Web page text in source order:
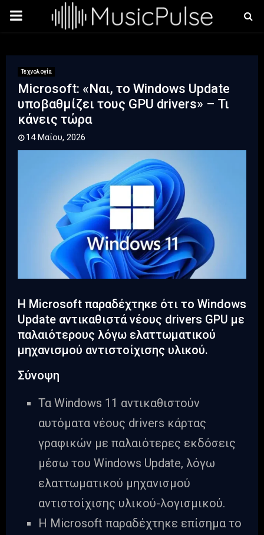
PRIMARY
Τεχνολογία
Microsoft: «Ναι, το Windows Update
υποβαθμίζει τους GPU drivers» – Τι
κάνεις τώρα
14 Μαΐου, 2026
Η Microsoft παραδέχτηκε ότι το Windows
Update αντικαθιστά νέους drivers GPU με
παλαιότερους λόγω ελαττωματικού
μηχανισμού αντιστοίχισης υλικού.
Σύνοψη
Τα Windows 11 αντικαθιστούν
αυτόματα νέους drivers κάρτας
γραφικών με παλαιότερες εκδόσεις
μέσω του Windows Update, λόγω
ελαττωματικού μηχανισμού
αντιστοίχισης υλικού-λογισμικού.
Η Microsoft παραδέχτηκε επίσημα το